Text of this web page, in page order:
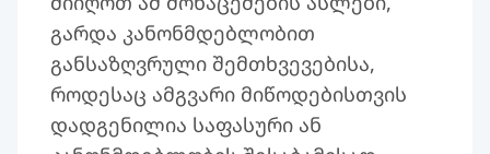
გარდა კანონმდებლობით
განსაზღვრული შემთხვევებისა,
როდესაც ამგვარი მიწოდებისთვის
დადგენილია საფასური ან